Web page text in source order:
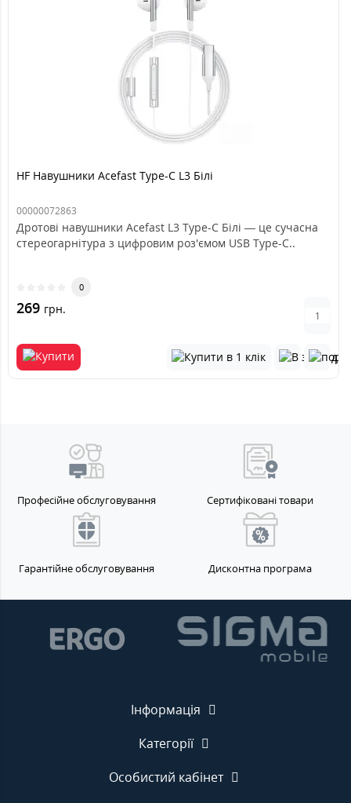
HF Навушники Acefast Type-C L3 Білі
00000072863
Дротові навушники Acefast L3 Type-C Білі — це сучасна
стереогарнітура з цифровим роз'ємом USB Type-C..
0
269 грн.
Професійне обслуговування Сертифіковані товари
Гарантійне обслуговування Дисконтна програма
Інформація
Категорії
Особистий кабінет